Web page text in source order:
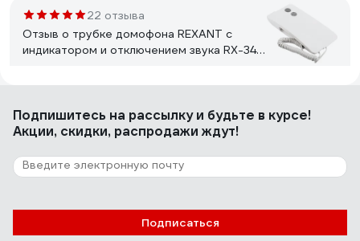
-слышен на весь подъезд и звонок и разговор .
22 отзыва
Отзыв о трубке домофона REXANT с
индикатором и отключением звука RX-346
Все работает.
1 отзыв
Умный дом 76106/00 черный a069488
Подпишитесь на рассылкуи будьте в курсе!
Акции, скидки, распродажи ждут!
Подписаться